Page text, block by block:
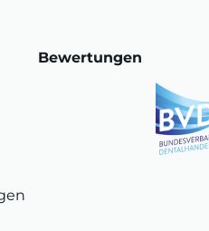
Bewertungen